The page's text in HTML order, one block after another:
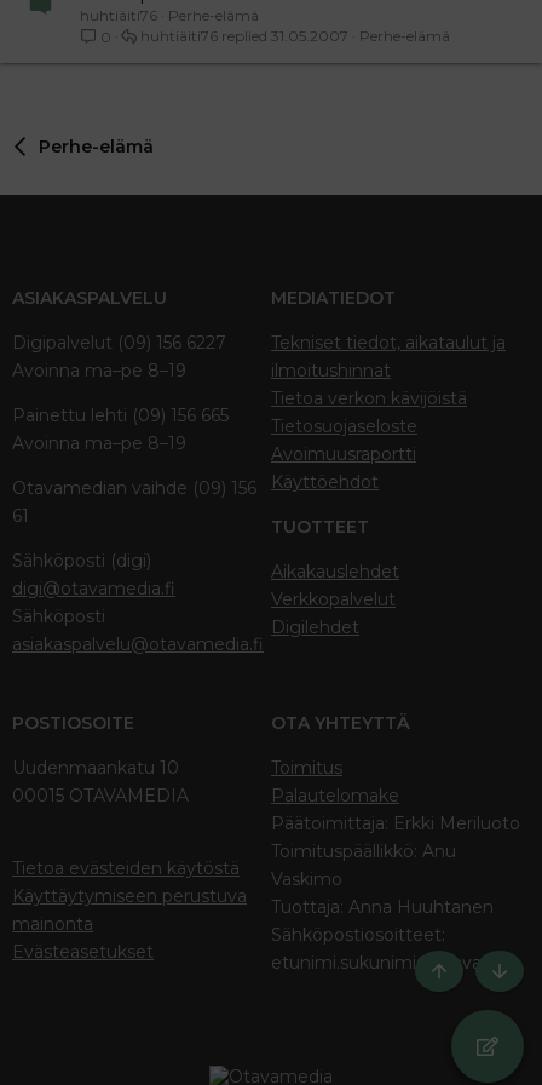
huhtiäiti76
Perhe-elämä
0
Perhe-elämä
31.05.2007
huhtiäiti76
Perhe-elämä
ASIAKASPALVELU
Digipalvelut (09) 156 6227
Avoinna ma–pe 8–19
Painettu lehti (09) 156 665
Avoinna ma–pe 8–19
Otavamedian vaihde (09) 156
61
Sähköposti (digi)
digi@otavamedia.fi
Sähköposti
asiakaspalvelu@otavamedia.fi
MEDIATIEDOT
Tekniset tiedot, aikataulut ja
ilmoitushinnat
Tietoa verkon kävijöistä
Tietosuojaseloste
Avoimuusraportti
Käyttöehdot
TUOTTEET
Aikakauslehdet
Verkkopalvelut
Digilehdet
POSTIOSOITE
Uudenmaankatu 10
00015 OTAVAMEDIA
Tietoa evästeiden käytöstä
Käyttäytymiseen perustuva
mainonta
Evästeasetukset
OTA YHTEYTTÄ
Toimitus
Palautelomake
Päätoimittaja: Erkki Meriluoto
Toimituspäällikkö: Anu
Vaskimo
Tuottaja: Anna Huuhtanen
Sähköpostiosoitteet:
etunimi.sukunimi@otava.fi
Ylös